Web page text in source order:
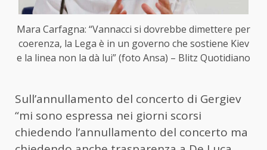
Mara Carfagna: “Vannacci si dovrebbe dimettere per
coerenza, la Lega è in un governo che sostiene Kiev
e la linea non la dà lui” (foto Ansa) – Blitz Quotidiano
Sull’annullamento del concerto di Gergiev
“mi sono espressa nei giorni scorsi
chiedendo l’annullamento del concerto ma